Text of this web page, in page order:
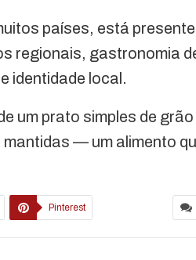
países, está presente
regionais, gastronomia
identidade local.
um prato simples de grão
— um alimento
Pinterest